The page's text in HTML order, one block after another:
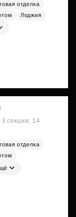
отделка
Лоджия
секция, 14
отделка